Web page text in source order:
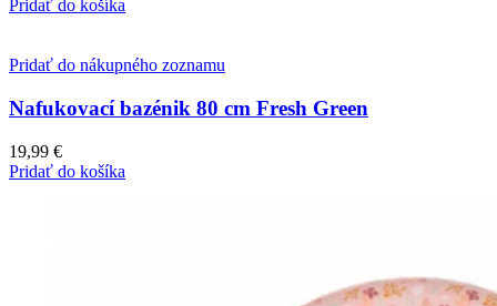
Pridať do košíka
Pridať do nákupného zoznamu
Nafukovací bazénik 80 cm Fresh Green
19,99 €
Pridať do košíka